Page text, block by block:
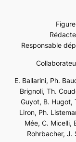
Responsable
E. Ballarini, Ph.
Brignoli, Th.
Guyot, B. Hugot,
Liron, Ph.
Mée, C. Micelli,
Rohrbacher, J.